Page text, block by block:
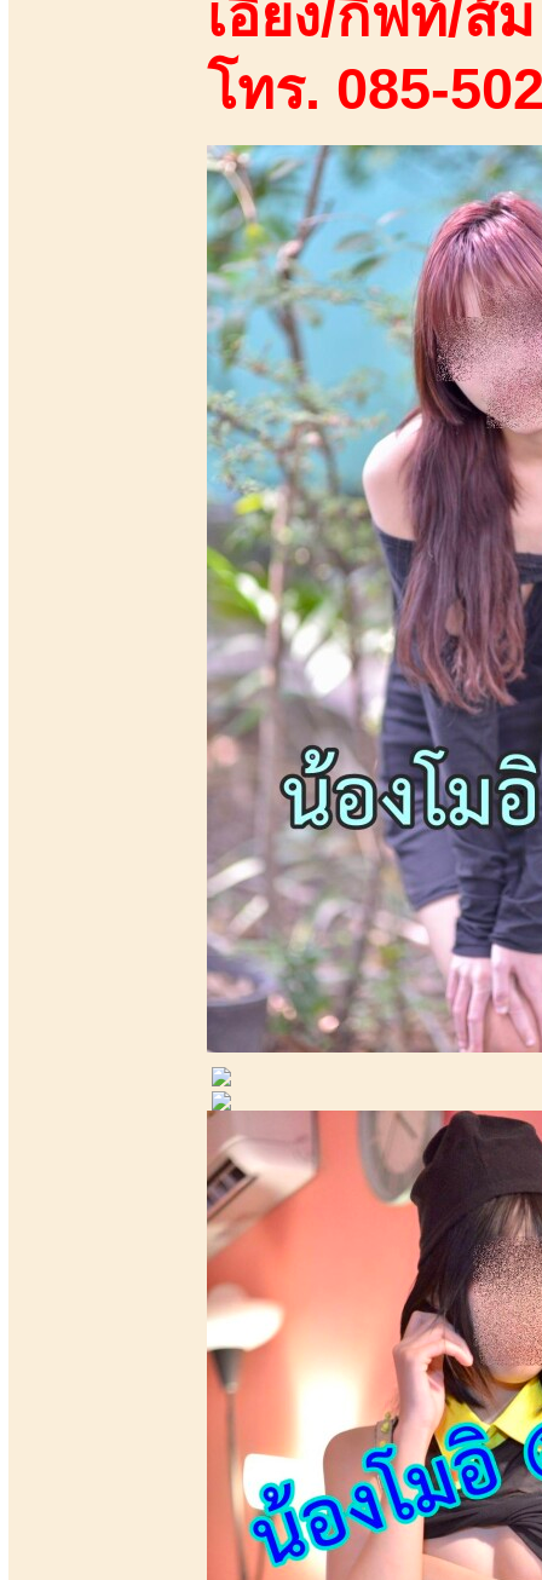
เอี้ยง/กิฟท์/ส้
โทร. 085-